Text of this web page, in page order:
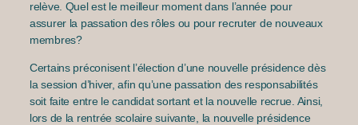
relève. Quel est le meilleur moment dans l’année pour
assurer la passation des rôles ou pour recruter de nouveaux
membres?
Certains préconisent l’élection d’une nouvelle présidence dès
la session d’hiver, afin qu’une passation des responsabilités
soit faite entre le candidat sortant et la nouvelle recrue. Ainsi,
lors de la rentrée scolaire suivante, la nouvelle présidence